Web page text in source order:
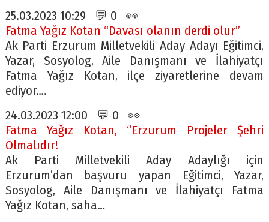
25.03.2023 10:29 💬 0 👀
Fatma Yağız Kotan “Davası olanın derdi olur”
Ak Parti Erzurum Milletvekili Aday Adayı Eğitimci,
Yazar, Sosyolog, Aile Danışmanı ve İlahiyatçı
Fatma Yağız Kotan, ilçe ziyaretlerine devam
ediyor….
24.03.2023 12:00 💬 0 👀
Fatma Yağız Kotan, “Erzurum Projeler Şehri
Olmalıdır!
Ak Parti Milletvekili Aday Adaylığı için
Erzurum’dan başvuru yapan Eğitimci, Yazar,
Sosyolog, Aile Danışmanı ve İlahiyatçı Fatma
Yağız Kotan, saha…